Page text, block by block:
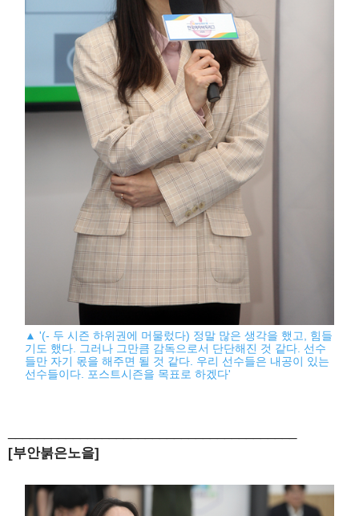
▲ '(- 두 시즌 하위권에 머물렀다) 정말 많은 생각을 했고, 힘들
기도 했다. 그러나 그만큼 감독으로서 단단해진 것 같다. 선수
들만 자기 몫을 해주면 될 것 같다. 우리 선수들은 내공이 있는
선수들이다. 포스트시즌을 목표로 하겠다'
[부안붉은노을]